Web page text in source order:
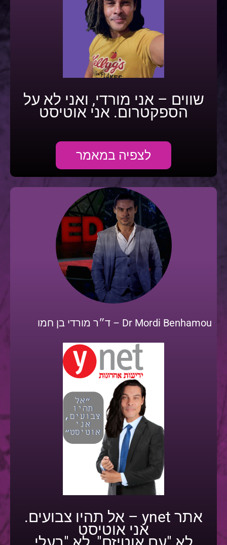
שווים – אני מורדי, ואני לא על
הספקטרום. אני אוטיסט
לצפיה במאמר
Dr Mordi Benhamou – ד״ר מורדי בן חמו
אתר ynet – אל תהיו צבועים.
אני אוטיסט